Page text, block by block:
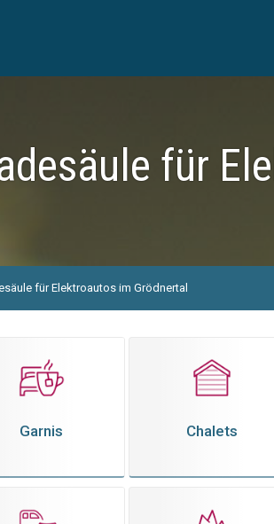
für
für Elektroautos im Grödnertal
Garnis Chalets